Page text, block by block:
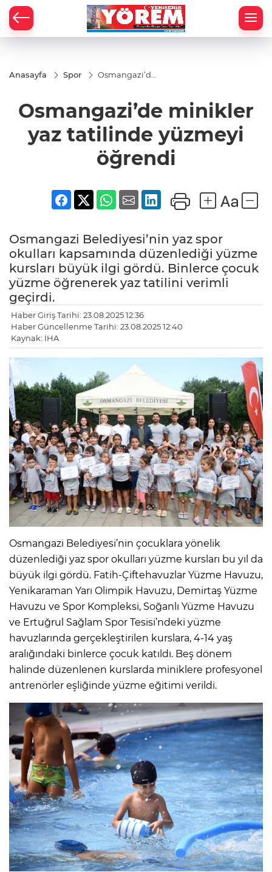
Anasayfa Spor
Osmangazi’de
yüzmeyi
öğrendi
Osmangazi’de minikler
yaz tatilinde yüzmeyi
öğrendi
Osmangazi Belediyesi’nin yaz spor
okulları kapsamında düzenlediği yüzme
kursları büyük ilgi gördü. Binlerce çocuk
yüzme öğrenerek yaz tatilini verimli
geçirdi.
Haber Giriş Tarihi: 23.08.2025 12:36
Haber Güncellenme Tarihi: 23.08.2025 12:40
Kaynak: İHA
Osmangazi Belediyesi’nin çocuklara yönelik
düzenlediği yaz spor okulları yüzme kursları bu yıl da
büyük ilgi gördü. Fatih-Çiftehavuzlar Yüzme Havuzu,
Yenikaraman Yarı Olimpik Havuzu, Demirtaş Yüzme
Havuzu ve Spor Kompleksi, Soğanlı Yüzme Havuzu
ve Ertuğrul Sağlam Spor Tesisi’ndeki yüzme
havuzlarında gerçekleştirilen kurslara, 4-14 yaş
aralığındaki binlerce çocuk katıldı. Beş dönem
halinde düzenlenen kurslarda miniklere profesyonel
antrenörler eşliğinde yüzme eğitimi verildi.